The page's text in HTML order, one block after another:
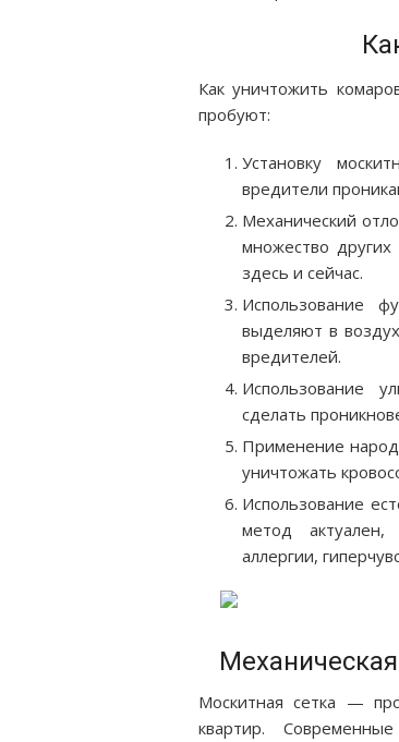
Как уничтожить
пробуют:
Установку
вредители
Механический
множество
здесь и сейчас.
Использование
выделяют в
вредителей.
Использование
сделать
Применение
уничтожать
Использование
метод актуален,
аллергии,
Москитная сетка —
квартир.